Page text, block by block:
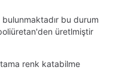
bu durum
üretlmiştir
renk katabilme